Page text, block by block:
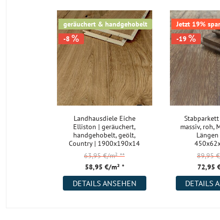
Wie reinige und pflege ich das rohe Muiracatiara
Die Art der Reinigung ist abhängig von der
lackierte Oberfläche schützt den Boden vor Schmutz, Nässe und
auch die leichte Reinigung gehört zu den Vorzügen einer
Geöltes Parkett ist etwas pflegeaufwändiger, dafür aber
Lack eine zusätzliche Schutzschicht bildet und die Poren des
wird das Parkett bei einer Behandlung mit Öl imprägniert. Die
Informationen zu der Art der Reinigung und Pflege entnehmen
Pflegeanleitung, die Sie unter dem Reiter Downloads finden.
unsere Bodenexperten.
Kann ich das Muiracatiara Parkett nochmals
Dieses Parkett hat eine Stärke von 11 mm und die Nutzschicht
geräuchert & handgehobelt
-8
Landhausdiele Eiche
Elliston | geräuchert,
handgehobelt, geölt,
Country | 1900x190x14
mm
58,95 €/m² *
63,95 €/m²**
DETAILS ANSEHEN
Jetzt 19%
-19
massiv, roh,
72,95
89,95
DETAILS